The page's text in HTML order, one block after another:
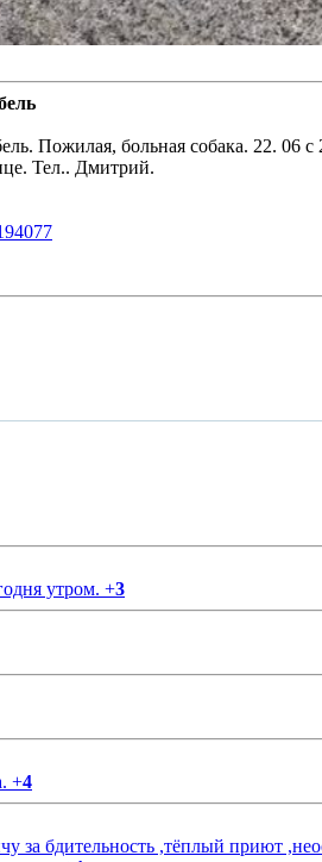
Пожилая, больная собака. 22.
Тел.. Дмитрий.
утром. +3
+4
бдительность ,тёплый приют